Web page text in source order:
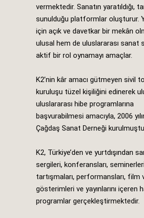
vermektedir. Sanatın yaratıldığı,
sunulduğu platformlar oluşturur.
için açık ve davetkar bir mekân
ulusal hem de uluslararası sanat
aktif bir rol oynamayı amaçlar.
K2’nin kâr amacı gütmeyen sivil
kuruluşu tüzel kişiliğini edinerek
uluslararası hibe programlarına
başvurabilmesi amacıyla, 2006
Çağdaş Sanat Derneği
K2, Türkiye’den ve yurtdışından
sergileri, konferansları,
tartışmaları, performansları, film
gösterimleri ve yayınlarını içeren
programlar gerçekleştirmektedir.